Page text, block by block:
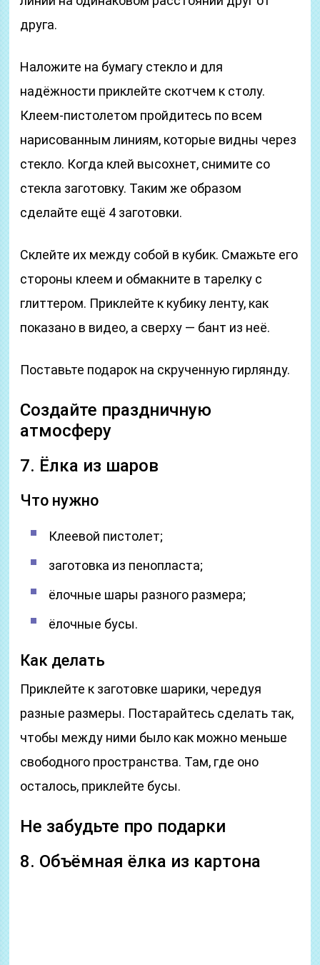
друга.
Наложите на бумагу стекло и для
надёжности приклейте скотчем к столу.
Клеем-пистолетом пройдитесь по всем
нарисованным линиям, которые видны через
стекло. Когда клей высохнет, снимите со
стекла заготовку. Таким же образом
сделайте ещё 4 заготовки.
Склейте их между собой в кубик. Смажьте его
стороны клеем и обмакните в тарелку с
глиттером. Приклейте к кубику ленту, как
показано в видео, а сверху — бант из неё.
Поставьте подарок на скрученную гирлянду.
Создайте праздничную
атмосферу
7. Ёлка из шаров
Что нужно
Клеевой пистолет;
заготовка из пенопласта;
ёлочные шары разного размера;
ёлочные бусы.
Как делать
Приклейте к заготовке шарики, чередуя
разные размеры. Постарайтесь сделать так,
чтобы между ними было как можно меньше
свободного пространства. Там, где оно
осталось, приклейте бусы.
Не забудьте про подарки
8. Объёмная ёлка из картона